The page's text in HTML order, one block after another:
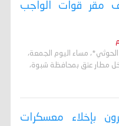
مقر قوات الواجب
مساء اليوم الجمعة،
مطار عتق بمحافظة شبوة،
بإخلاء معسكرات